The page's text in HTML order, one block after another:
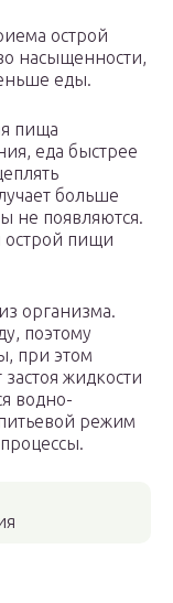
острой
насыщенности,
еды.
пища
еда быстрее
больше
не появляются.
острой пищи
организма.
поэтому
при этом
жидкости
водно-
режим